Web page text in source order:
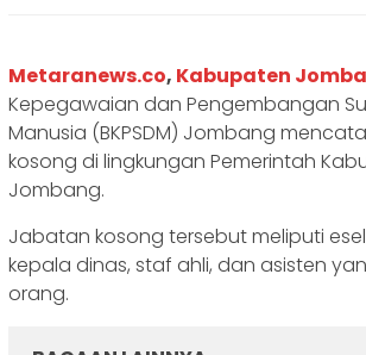
Metaranews.co, Kabupaten
Kepegawaian dan Pengembangan
Manusia (BKPSDM) Jombang
kosong di lingkungan Pemerintah
Jombang.
Jabatan kosong tersebut meliputi
kepala dinas, staf ahli, dan asisten
orang.